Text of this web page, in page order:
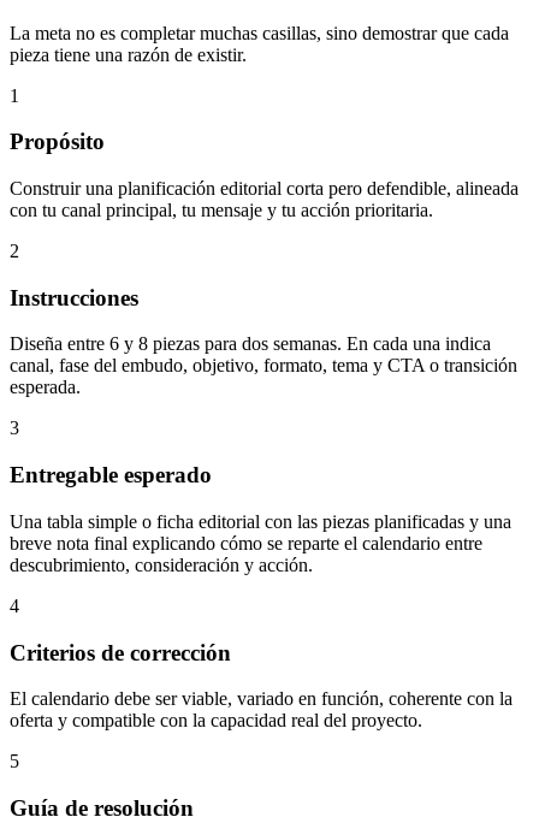
La meta no es completar muchas casillas, sino demostrar que cada
pieza tiene una razón de existir.
1
Propósito
Construir una planificación editorial corta pero defendible, alineada
con tu canal principal, tu mensaje y tu acción prioritaria.
2
Instrucciones
Diseña entre 6 y 8 piezas para dos semanas. En cada una indica
canal, fase del embudo, objetivo, formato, tema y CTA o transición
esperada.
3
Entregable esperado
Una tabla simple o ficha editorial con las piezas planificadas y una
breve nota final explicando cómo se reparte el calendario entre
descubrimiento, consideración y acción.
4
Criterios de corrección
El calendario debe ser viable, variado en función, coherente con la
oferta y compatible con la capacidad real del proyecto.
5
Guía de resolución